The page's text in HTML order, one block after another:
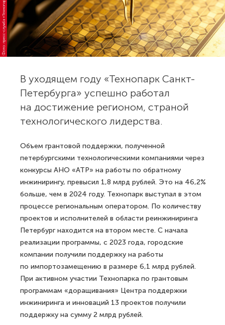
а
В уходящем году «Технопарк Санкт-
Петербурга» успешно работал
на достижение регионом, страной
технологического лидерства.
Объем грантовой поддержки, полученной
петербургскими технологическими компаниями через
конкурсы АНО «АТР» на работы по обратному
инжинирингу, превысил 1,8 млрд рублей. Это на 46,2%
больше, чем в 2024 году. Технопарк выступал в этом
процессе региональным оператором. По количеству
проектов и исполнителей в области реинжиниринга
Петербург находится на втором месте. С начала
реализации программы, с 2023 года, городские
компании получили поддержку на работы
по импортозамещению в размере 6,1 млрд рублей.
При активном участии Технопарка по грантовым
программам «доращивания» Центра поддержки
инжиниринга и инноваций 13 проектов получили
поддержку на сумму 2 млрд рублей.